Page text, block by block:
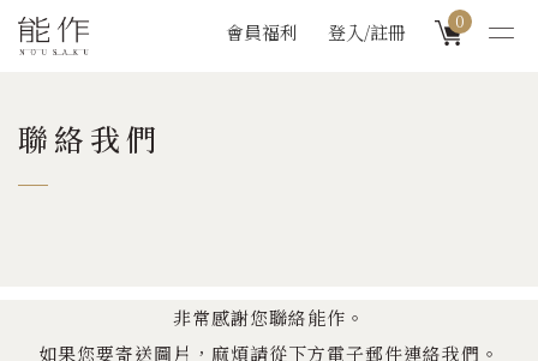
會員福利 登入/註冊 0
聯絡我們
非常感謝您聯絡能作。
如果您要寄送圖片，麻煩請從下方電子郵件連絡我們。